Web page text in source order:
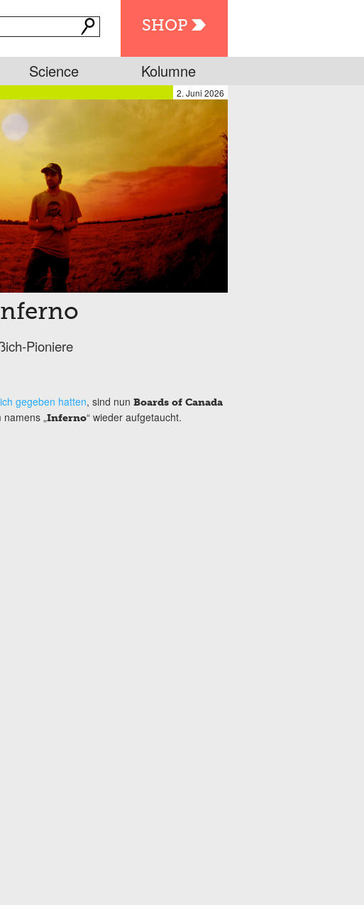
SHOP
Science Kolumne
2. Juni 2026
Pioniere
gegeben hatten, sind nun Boards of Canada
„Inferno“ wieder aufgetaucht.